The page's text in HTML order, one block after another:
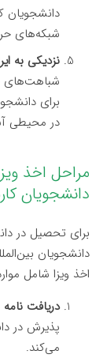
شبکه‌های
نزدیکی به
شباهت‌های
برای
در محیطی
مراحل اخذ
دانشجویان
برای تحصیل در
دانشجویان
اخذ ویزا شامل
دریافت
پذیرش در
می‌کند.